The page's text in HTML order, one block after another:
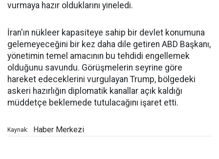
vurmaya hazır olduklarını yineledi.
İran'ın nükleer kapasiteye sahip bir devlet konumuna
gelemeyeceğini bir kez daha dile getiren ABD Başkanı,
yönetimin temel amacının bu tehdidi engellemek
olduğunu savundu. Görüşmelerin seyrine göre
hareket edeceklerini vurgulayan Trump, bölgedeki
askeri hazırlığın diplomatik kanallar açık kaldığı
müddetçe beklemede tutulacağını işaret etti.
Kaynak: Haber Merkezi